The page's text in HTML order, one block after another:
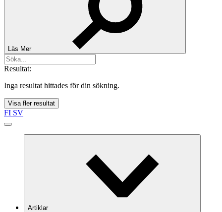
Läs Mer
Resultat:
Inga resultat hittades för din sökning.
Visa fler resultat
FI SV
Artiklar